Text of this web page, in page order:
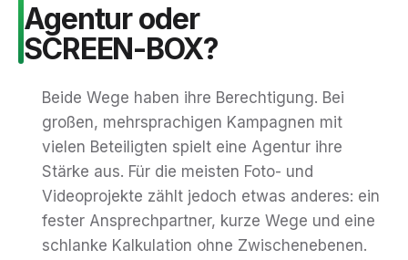
Agentur oder
SCREEN-BOX?
Beide Wege haben ihre Berechtigung. Bei
großen, mehrsprachigen Kampagnen mit
vielen Beteiligten spielt eine Agentur ihre
Stärke aus. Für die meisten Foto- und
Videoprojekte zählt jedoch etwas anderes: ein
fester Ansprechpartner, kurze Wege und eine
schlanke Kalkulation ohne Zwischenebenen.